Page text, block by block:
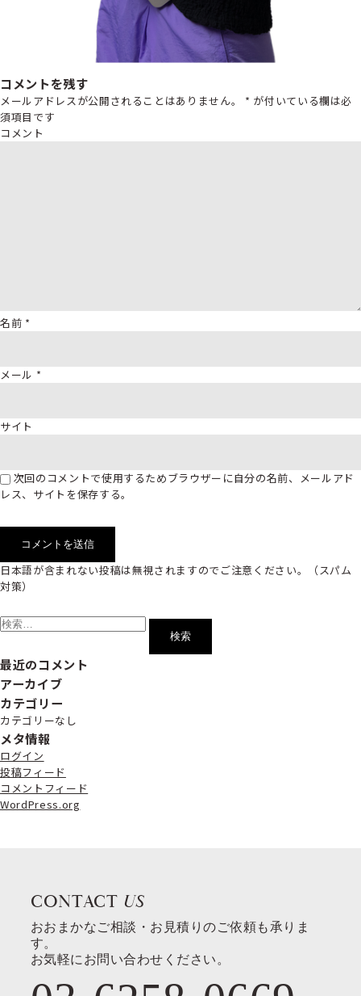
コメントを残す
メールアドレスが公開されることはありません。 * が付いている欄は必
須項目です
コメント
名前 *
メール *
サイト
次回のコメントで使用するためブラウザーに自分の名前、メールアド
レス、サイトを保存する。
日本語が含まれない投稿は無視されますのでご注意ください。（スパム
対策）
索:
最近のコメント
アーカイブ
カテゴリー
カテゴリーなし
メタ情報
ログイン
投稿フィード
コメントフィード
WordPress.org
CONTACT US
おおまかなご相談・お見積りのご依頼も承りま
す。
お気軽にお問い合わせください。